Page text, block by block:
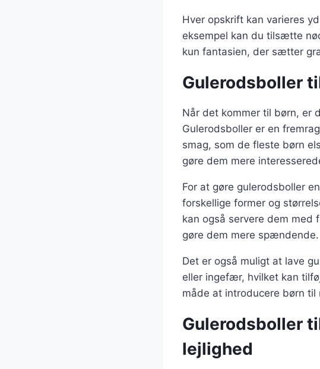
Hver opskrift kan varieres
eksempel kan du tilsætte
kun fantasien, der sætter
Gulerodsboller
Når det kommer til børn, er
Gulerodsboller er en
smag, som de fleste børn
gøre dem mere
For at gøre gulerodsboller
forskellige former og
kan også servere dem med
gøre dem mere spændende.
Det er også muligt at lave
eller ingefær, hvilket kan
måde at introducere børn
Gulerodsboller
lejlighed